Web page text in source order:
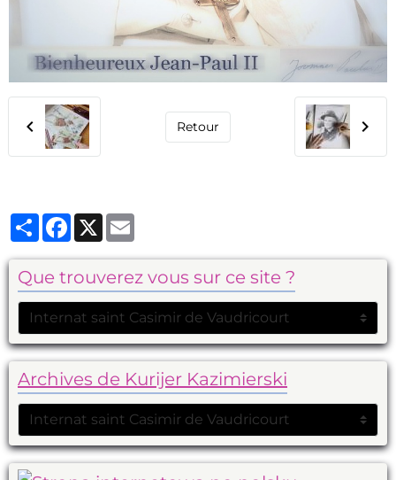
Retour
PartagerFacebook
X
Que trouverez vous sur ce site ?
Archives de Kurijer Kazimierski